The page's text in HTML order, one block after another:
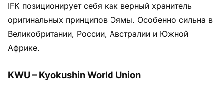
IFK позиционирует себя как верный хранитель
оригинальных принципов Оямы. Особенно сильна в
Великобритании, России, Австралии и Южной
Африке.
KWU – Kyokushin World Union